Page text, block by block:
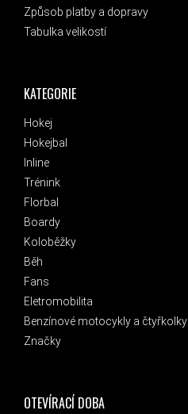
KATEGORIE
Hokej
Hokejbal
Inline
Trénink
Florbal
Boardy
Koloběžky
Běh
Fans
Eletromobilita
Benzínové motocykly a čtyřkolky
Značky
Způsob platby a dopravy
Tabulka velikostí
OTEVÍRACÍ DOBA